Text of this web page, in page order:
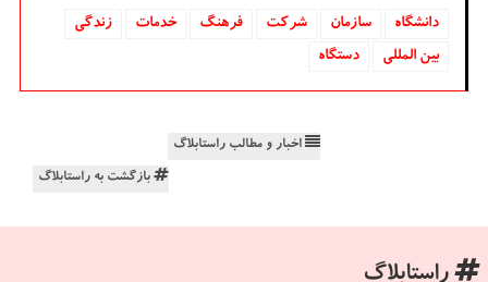
دانشگاه‌ سازمان شركت فرهنگ خدمات
زندگی
بین المللی
دستگاه
اخبار و مطالب راستابلاگ
بازگشت به راستابلاگ
راستابلاگ